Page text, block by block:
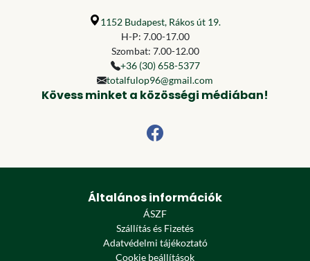
1152 Budapest, Rákos út 19.
H-P: 7.00-17.00
Szombat: 7.00-12.00
+36 (30) 658-5377
totalfulop96@gmail.com
Kövess minket a közösségi médiában!
Általános információk
ÁSZF
Szállítás és Fizetés
Adatvédelmi tájékoztató
Cookie beállítások